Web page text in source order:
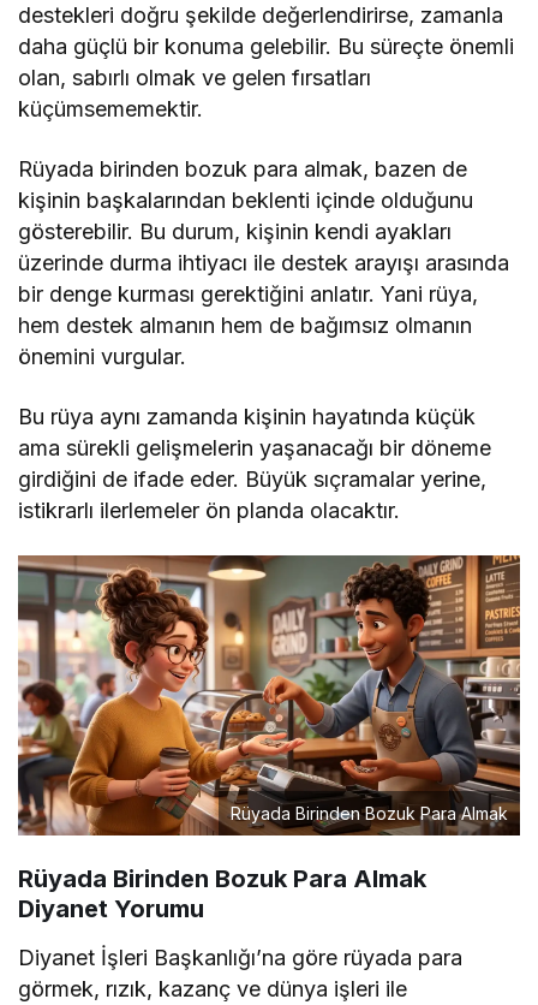
destekleri doğru şekilde değerlendirirse, zamanla
daha güçlü bir konuma gelebilir. Bu süreçte önemli
olan, sabırlı olmak ve gelen fırsatları
küçümsememektir.
Rüyada birinden bozuk para almak, bazen de
kişinin başkalarından beklenti içinde olduğunu
gösterebilir. Bu durum, kişinin kendi ayakları
üzerinde durma ihtiyacı ile destek arayışı arasında
bir denge kurması gerektiğini anlatır. Yani rüya,
hem destek almanın hem de bağımsız olmanın
önemini vurgular.
Bu rüya aynı zamanda kişinin hayatında küçük
ama sürekli gelişmelerin yaşanacağı bir döneme
girdiğini de ifade eder. Büyük sıçramalar yerine,
istikrarlı ilerlemeler ön planda olacaktır.
Rüyada Birinden Bozuk Para Almak
Rüyada Birinden Bozuk Para Almak
Diyanet Yorumu
Diyanet İşleri Başkanlığı’na göre rüyada para
görmek, rızık, kazanç ve dünya işleri ile